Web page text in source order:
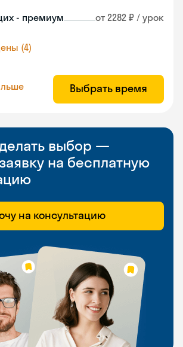
- премиум от 2282 ₽ / урок
(4)
Выбрать время
выбор —
на бесплатную
на консультацию